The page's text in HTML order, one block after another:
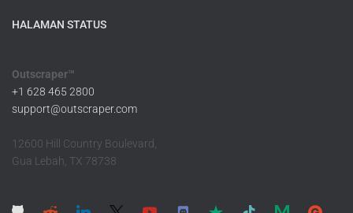
HALAMAN STATUS
Outscraper™
+1 628 465 2800
support@outscraper.com
12600 Hill Country Boulevard,
Gua Lebah, TX 78738